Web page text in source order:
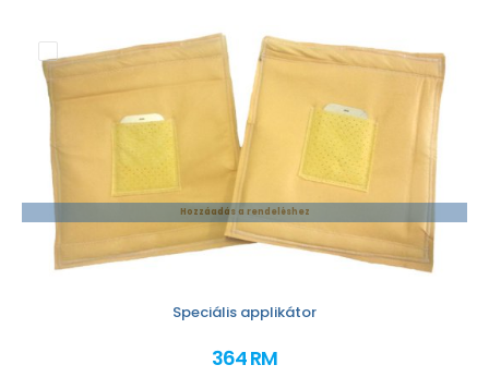
Hozzáadás a rendeléshez
Speciális applikátor
364 RM